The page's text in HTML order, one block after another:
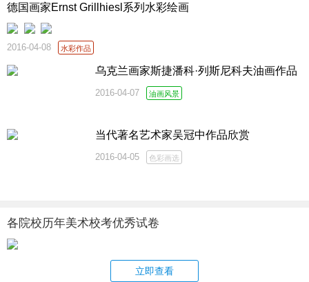
德国画家Ernst Grillhiesl系列水彩绘画
2016-04-08 水彩作品
乌克兰画家斯捷潘科·列斯尼科夫油画作品
2016-04-07 油画风景
当代著名艺术家吴冠中作品欣赏
2016-04-05 色彩画选
各院校历年美术校考优秀试卷
立即查看